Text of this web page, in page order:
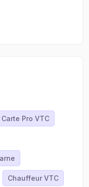
Carte Pro VTC
Chauffeur VTC